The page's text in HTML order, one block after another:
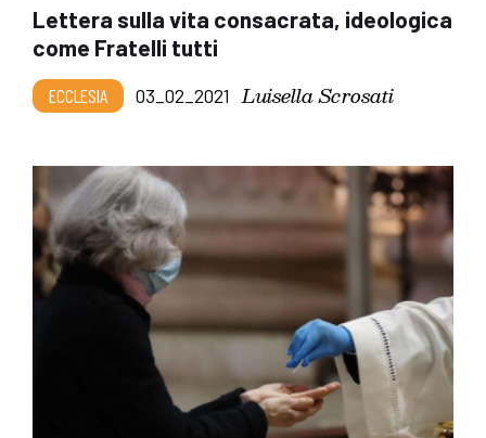
Lettera sulla vita consacrata, ideologica
come Fratelli tutti
ECCLESIA 03_02_2021 Luisella Scrosati